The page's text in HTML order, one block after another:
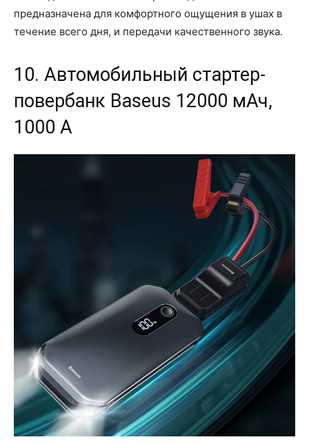
предназначена для комфортного ощущения в ушах в
течение всего дня, и передачи качественного звука.
10. Автомобильный стартер-
повербанк Baseus 12000 мАч,
1000 А